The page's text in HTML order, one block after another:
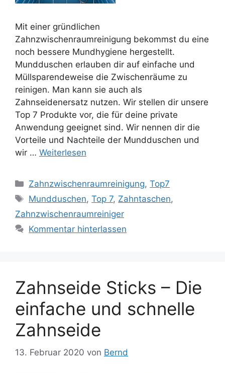
Mit einer gründlichen
Zahnzwischenraumreinigung bekommst du eine
noch bessere Mundhygiene hergestellt.
Mundduschen erlauben dir auf einfache und
Müllsparendeweise die Zwischenräume zu
reinigen. Man kann sie auch als
Zahnseidenersatz nutzen. Wir stellen dir unsere
Top 7 Produkte vor, die für deine private
Anwendung geeignet sind. Wir nennen dir die
Vorteile und Nachteile der Mundduschen und
wir … Weiterlesen
Kategorien
Zahnzwischenraumreinigung,Top7
Schlagwörter
Mundduschen,Top 7, Zahntaschen,
Zahnzwischenraumreiniger
Kommentar hinterlassen
Zahnseide Sticks – Die
einfache und schnelle
Zahnseide
13. Februar 2020 von Bernd